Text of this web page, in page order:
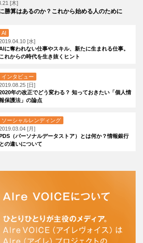
[木]
勝算はあるのか？これから始める人のために
AI
[水]
に奪われない仕事やスキル、新たに生まれる仕事。
これからの時代を生き抜くヒント
インタビュー
[日]
年の改正でどう変わる？ 知っておきたい「個人情
保護法」の論点
ソーシャルレンディング
[月]
PDS（パーソナルデータストア）とは何か？情報銀行
との違いについて